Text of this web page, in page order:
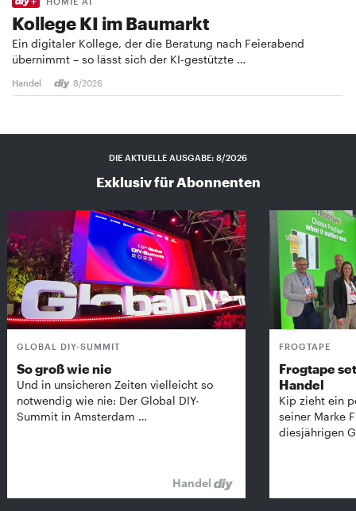
Kollege KI im Baumarkt
Ein digitaler Kollege, der die Beratung nach Feierabend
übernimmt – so lässt sich der KI-gestützte …
Handel 8/2026
DIE AKTUELLE AUSGABE: 8/2026
Exklusiv für Abonnenten
GLOBAL DIY-SUMMIT
So groß wie nie
Und in unsicheren Zeiten vielleicht so
notwendig wie nie: Der Global DIY-
Summit in Amsterdam …
Handel
FROGTAPE
Frogtape
Handel
Kip zieht ein
seiner Marke
diesjährigen